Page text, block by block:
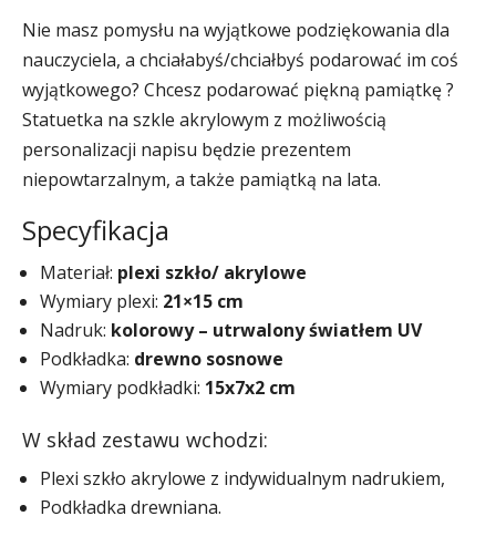
Nie masz pomysłu na wyjątkowe podziękowania dla
nauczyciela, a chciałabyś/chciałbyś podarować im coś
wyjątkowego? Chcesz podarować piękną pamiątkę ?
Statuetka na szkle akrylowym z możliwością
personalizacji napisu będzie prezentem
niepowtarzalnym, a także pamiątką na lata.
Specyfikacja
Materiał: plexi szkło/ akrylowe
Wymiary plexi: 21×15 cm
Nadruk: kolorowy – utrwalony światłem UV
Podkładka: drewno sosnowe
Wymiary podkładki: 15x7x2 cm
W skład zestawu wchodzi:
Plexi szkło akrylowe z indywidualnym nadrukiem,
Podkładka drewniana.